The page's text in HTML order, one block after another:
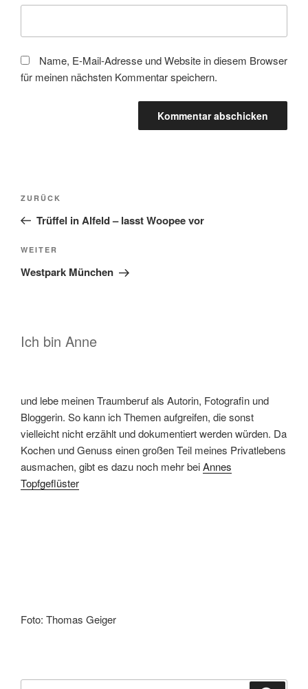
Name, E-Mail-Adresse und Website in diesem Browser
für meinen nächsten Kommentar speichern.
Beitragsnavigation
Vorheriger
Beitrag
ZURÜCK
Trüffel in Alfeld – lasst Woopee vor
Nächster
Beitrag
WEITER
Westpark München
Ich bin Anne
und lebe meinen Traumberuf als Autorin, Fotografin und
Bloggerin. So kann ich Themen aufgreifen, die sonst
vielleicht nicht erzählt und dokumentiert werden würden. Da
Kochen und Genuss einen großen Teil meines Privatlebens
ausmachen, gibt es dazu noch mehr beiAnnes
Topfgeflüster
Foto: Thomas Geiger